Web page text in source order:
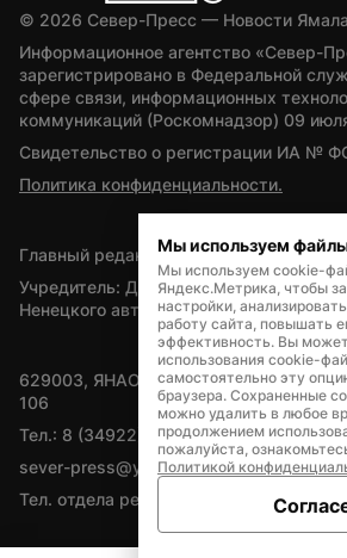
© 2026 Север-Пресс — Новости
Информационное агентство «Север-
зарегистрировано в Федеральной
сфере связи, информационных
коммуникаций (Роскомнадзор) 09
Свидетельство о регистрации ИА №
Политика конфиденциальности.
Главный редактор — А.Л. Поздеев
Учредитель: Департамент внутренней
Ненецкого автономного округа
629003, ЯНАО, Салехард, мкр. Богдана
106
Тел.: 8 (34922) 71262
sever-press@yamal-media.ru
Тел. отдела рекламы: 8 (34922) 42728
Мы используем
Мы используем cookie-
Яндекс.Метрика, чтобы
настройки,
работу сайта, повышать
эффективность. Вы
использования cookie-
самостоятельно эту
браузера. Сохраненные
можно удалить в любое
продолжением
пожалуйста,
Политикой